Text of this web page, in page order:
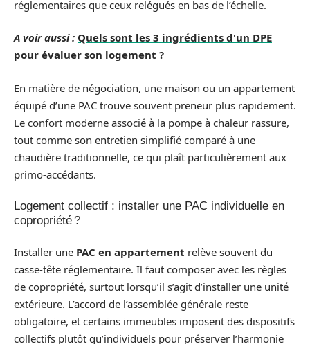
réglementaires que ceux relégués en bas de l’échelle.
A voir aussi : Quels sont les 3 ingrédients d'un DPE
pour évaluer son logement ?
En matière de négociation, une maison ou un appartement
équipé d’une PAC trouve souvent preneur plus rapidement.
Le confort moderne associé à la pompe à chaleur rassure,
tout comme son entretien simplifié comparé à une
chaudière traditionnelle, ce qui plaît particulièrement aux
primo-accédants.
Logement collectif : installer une PAC individuelle en
copropriété ?
Installer une PAC en appartement relève souvent du
casse-tête réglementaire. Il faut composer avec les règles
de copropriété, surtout lorsqu’il s’agit d’installer une unité
extérieure. L’accord de l’assemblée générale reste
obligatoire, et certains immeubles imposent des dispositifs
collectifs plutôt qu’individuels pour préserver l’harmonie